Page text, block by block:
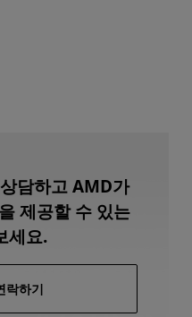
담하고 AMD가
제공할 수 있는
세요.
락하기